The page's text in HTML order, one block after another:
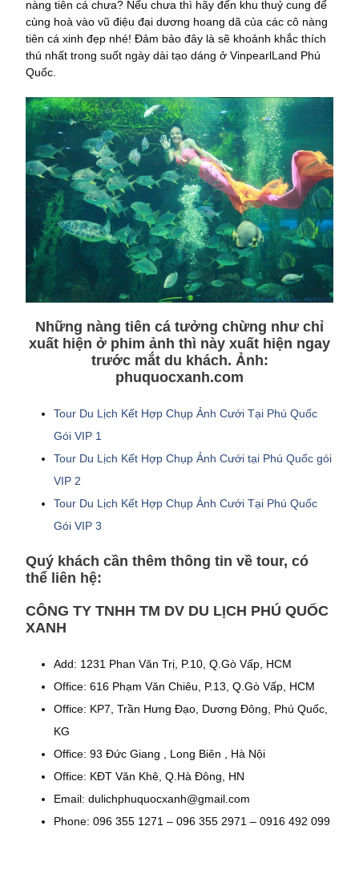
nàng tiên cá chưa? Nếu chưa thì hãy đến khu thuỷ cung để
cùng hoà vào vũ điệu đại dương hoang dã của các cô nàng
tiên cá xinh đẹp nhé! Đảm bảo đây là sẽ khoảnh khắc thích
thú nhất trong suốt ngày dài tạo dáng ở VinpearlLand Phú
Quốc.
Những nàng tiên cá tưởng chừng như chỉ
xuất hiện ở phim ảnh thì này xuất hiện ngay
trước mắt du khách. Ảnh:
phuquocxanh.com
Tour Du Lịch Kết Hợp Chụp Ảnh Cưới Tại Phú Quốc
Gói VIP 1
Tour Du Lịch Kết Hợp Chụp Ảnh Cưới tại Phú Quốc gói
VIP 2
Tour Du Lịch Kết Hợp Chụp Ảnh Cưới Tại Phú Quốc
Gói VIP 3
Quý khách cần thêm thông tin về tour, có
thể liên hệ:
CÔNG TY TNHH TM DV DU LỊCH PHÚ QUỐC
XANH
Add: 1231 Phan Văn Trị, P.10, Q.Gò Vấp, HCM
Office: 616 Phạm Văn Chiêu, P.13, Q.Gò Vấp, HCM
Office: KP7, Trần Hưng Đạo, Dương Đông, Phú Quốc,
KG
Office: 93 Đức Giang , Long Biên , Hà Nội
Office: KĐT Văn Khê, Q.Hà Đông, HN
Email: dulichphuquocxanh@gmail.com
Phone: 096 355 1271 – 096 355 2971 – 0916 492 099